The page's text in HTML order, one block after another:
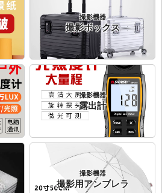
撮影機器
撮影ボックス
撮影機器
露出計
撮影機器
撮影用アンブレラ